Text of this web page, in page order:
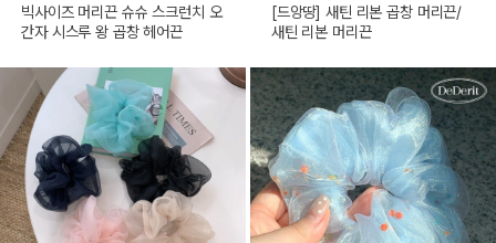
빅사이즈 머리끈 슈슈 스크런치 오
간자 시스루 왕 곱창 헤어끈
[드앙땅] 새틴 리본 곱창 머리끈/
새틴 리본 머리끈